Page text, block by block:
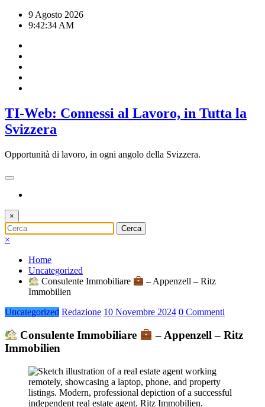
9 Agosto 2026
9:42:35 AM
TI-Web: Connessi al Lavoro, in Tutta la
Svizzera
Opportunità di lavoro, in ogni angolo della Svizzera.
×
×
Home
Uncategorized
Consulente Immobiliare
– Appenzell – Ritz
Immobilien
Uncategorized Redazione 10 Novembre 2024 0 Commenti
Consulente Immobiliare
– Appenzell – Ritz
Immobilien